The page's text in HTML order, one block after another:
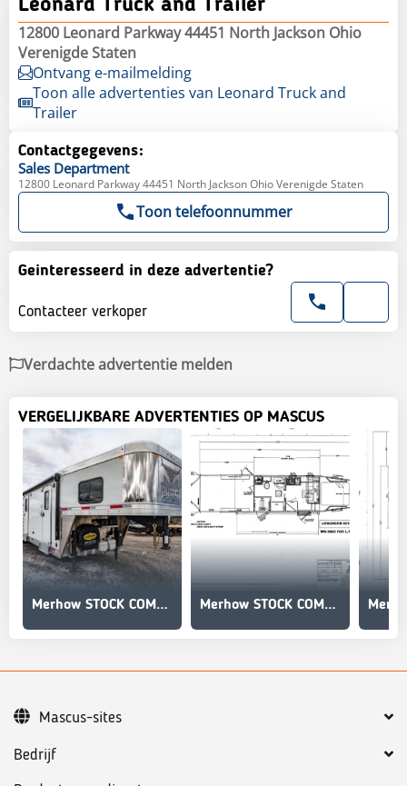
Leonard Truck and Trailer
12800 Leonard Parkway 44451 North Jackson Ohio
Verenigde Staten
Ontvang e-mailmelding
Toon alle advertenties van Leonard Truck and
Trailer
Contactgegevens:
Sales Department
12800 Leonard Parkway 44451 North Jackson Ohio Verenigde Staten
Toon telefoonnummer
Geinteresseerd in deze advertentie?
Contacteer verkoper
Verdachte advertentie melden
VERGELIJKBARE ADVERTENTIES OP MASCUS
Merhow STOCK COMBO NON-STANDARD FLOOR PLAN Merhow STOCK COMBO NON-STANDARD FLOOR PLAN
Bedrijf
Mascus-sites